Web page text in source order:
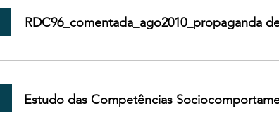
RDC96_comentada_ago2010_propaganda
Estudo das Competências